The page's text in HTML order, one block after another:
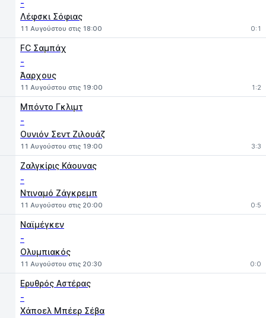
-
Λέφσκι Σόφιας
11 Αυγούστου στις 18:00 0:1
FC Σαμπάχ
-
Άαρχους
11 Αυγούστου στις 19:00 1:2
Μπόντο Γκλιμτ
-
Ουνιόν Σεντ Ζιλουάζ
11 Αυγούστου στις 19:00 3:3
Ζαλγκίρις Κάουνας
-
Ντιναμό Ζάγκρεμπ
11 Αυγούστου στις 20:00 0:5
Ναϊμέγκεν
-
Ολυμπιακός
11 Αυγούστου στις 20:30 0:0
Ερυθρός Αστέρας
-
Χάποελ Μπέερ Σέβα